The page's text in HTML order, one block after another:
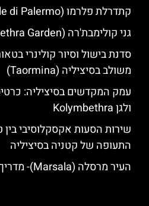
קתדרלת פלרמו (Cattedrale di Palermo)
גני קולימבת'רה (Kolymbethra Garden)
סדנת בישול וסיור קולינרי
משולב בסיציליה (Taormina)
עמק המקדשים בסיציליה:
ולגן Kolymbethra
שירות הסעות אקסקלוסיבי
התעופה של קטניה בסיציליה
העיר מרסלה (Marsala)- מדריך למטיילים